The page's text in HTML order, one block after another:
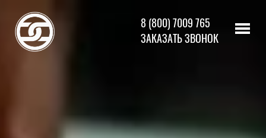
8 (800) 7009 765
ЗАКАЗАТЬ ЗВОНОК